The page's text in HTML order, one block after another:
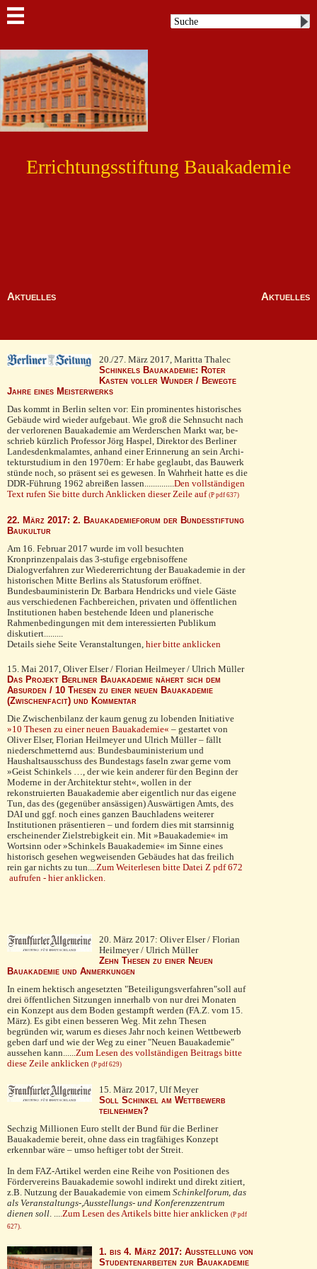
Errichtungsstiftung Bauakademie
Aktuelles Aktuelles
20./27. März 2017, Maritta Thalec
Schinkels Bauakademie: Roter
Kasten voller Wunder / Bewegte
Jahre eines Meisterwerks
Das kommt in Berlin selten vor: Ein prominentes historisches
Gebäude wird wieder aufgebaut. Wie groß die Sehnsucht nach
der verlorenen Bauakademie am Werderschen Markt war, be­
schrieb kürzlich Professor Jörg Haspel, Direktor des Berliner
Landesdenkmalamtes, anhand einer Erinnerung an sein Archi­
tekturstudium in den 1970ern: Er habe geglaubt, das Bauwerk
stünde noch, so präsent sei es gewesen. In Wahrheit hatte es die
DDR-Führung 1962 abreißen lassen..............Den vollständigen
Text rufen Sie bitte durch Anklicken dieser Zeile auf (P pdf 637)
22. März 2017: 2. Bauakademieforum der Bundesstiftung
Baukultur
Am 16. Februar 2017 wurde im voll besuchten
Kronprinzenpalais das 3-stufige ergebnisoffene
Dialogverfahren zur Wiedererrichtung der Bauakademie in der
historischen Mitte Berlins als Statusforum eröffnet.
Bundesbauministerin Dr. Barbara Hendricks und viele Gäste
aus verschiedenen Fachbereichen, privaten und öffentlichen
Institutionen haben bestehende Ideen und planerische
Rahmenbedingungen mit dem interessierten Publikum
diskutiert.........
Details siehe Seite Veranstaltungen, hier bitte anklicken
15. Mai 2017, Oliver Elser / Florian Heilmeyer / Ulrich Müller
Das Projekt Berliner Bauakademie nähert sich dem
Absurden / 10 Thesen zu einer neuen Bauakademie
(Zwischenfacit) und Kommentar
Die Zwischenbilanz der kaum genug zu lobenden Ini­tiative
»10 Thesen zu einer neuen Bauakademie« – ge­startet von
Oliver Elser, Florian Heilmeyer und Ulrich Müller – fällt
niederschmetternd aus: Bundesbaumi­nisterium und
Haushaltsausschuss des Bundestags faseln zwar gerne vom
»Geist Schinkels …, der wie kein anderer für den Beginn der
Moderne in der Architektur steht«, wollen in der
rekonstruierten Bauakademie aber eigentlich nur das eigene
Tun, das des (gegenüber ansässigen) Auswärtigen Amts, des
DAI und ggf. noch eines ganzen Bauchladens weiterer
Institutionen präsen­tieren – und fordern dies mit starrsinnig
erscheinender Zielstrebigkeit ein. Mit »Bauakademie« im
Wortsinn oder »Schinkels Bauakademie« im Sinne eines
historisch gesehen wegweisenden Gebäudes hat das freilich
rein gar nichts zu tun....Zum Weiterlesen bitte Datei Z pdf 672
aufrufen - hier anklicken.
20. März 2017: Oliver Elser / Florian
Heilmeyer / Ulrich Müller
Zehn Thesen zu einer Neuen
Bauakademie und Anmerkungen
In einem hektisch angesetzten "Beteiligungsverfahren"soll auf
drei öffentlichen Sitzungen innerhalb von nur drei Monaten
ein Konzept aus dem Boden gestampft werden (FA.Z. vom 15.
März). Es gibt einen besseren Weg. Mit zehn Thesen
begründen wir, warum es dieses Jahr noch keinen Wettbewerb
geben darf und wie der Weg zu einer "Neuen Bauakademie"
aus­sehen kann......Zum Lesen des vollständigen Beitrags bitte
diese Zeile anklicken (P pdf 629)
15. März 2017, Ulf Meyer
Soll Schinkel am Wettbewerb
teilnehmen?
Sechzig Millionen Euro stellt der Bund für die Berliner
Bauakademie bereit, ohne dass ein tragfähiges Konzept
erkennbar wäre – umso heftiger tobt der Streit.
In dem FAZ-Artikel werden eine Reihe von Positionen des
Fördervereins Bauakademie sowohl indirekt und direkt zitiert,
z.B. Nutzung der Bauakademie von eimem Schinkelforum, das
als Veran­staltungs-,Ausstellungs- und Konferenzzentrum
dienen soll. ....Zum Lesen des Artikels bitte hier anklicken (P pdf
627).
1. bis 4. März 2017: Ausstellung von
Studentenarbeiten zur Bauakademie